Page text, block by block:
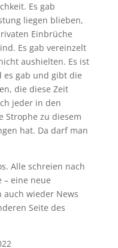
Es gab
liegen blieben,
Einbrüche
Es gab vereinzelt
aushielten. Es ist
es gab und gibt die
die diese Zeit
jeder in den
Strophe zu diesem
hat. Da darf man
Alle schreien nach
eine neue
wieder News
Seite des